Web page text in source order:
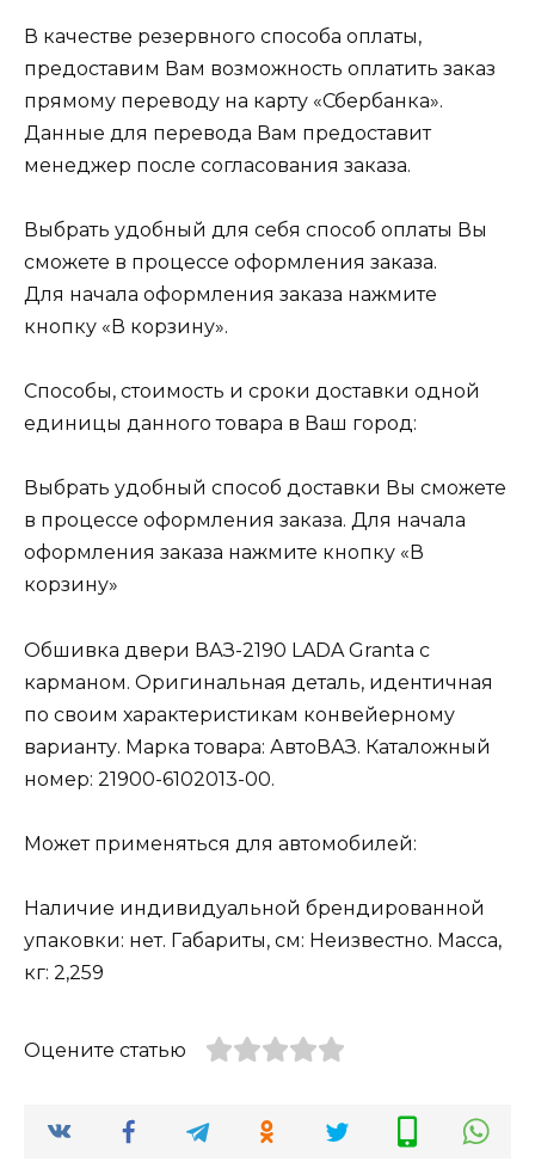
В качестве резервного способа оплаты,
предоставим Вам возможность оплатить заказ
прямому переводу на карту «Сбербанка».
Данные для перевода Вам предоставит
менеджер после согласования заказа.
Выбрать удобный для себя способ оплаты Вы
сможете в процессе оформления заказа.
Для начала оформления заказа нажмите
кнопку «В корзину».
Способы, стоимость и сроки доставки одной
единицы данного товара в Ваш город:
Выбрать удобный способ доставки Вы сможете
в процессе оформления заказа. Для начала
оформления заказа нажмите кнопку «В
корзину»
Обшивка двери ВАЗ-2190 LADA Granta с
карманом. Оригинальная деталь, идентичная
по своим характеристикам конвейерному
варианту. Марка товара: АвтоВАЗ. Каталожный
номер: 21900-6102013-00.
Может применяться для автомобилей:
Наличие индивидуальной брендированной
упаковки: нет. Габариты, см: Неизвестно. Масса,
кг: 2,259
Оцените статью